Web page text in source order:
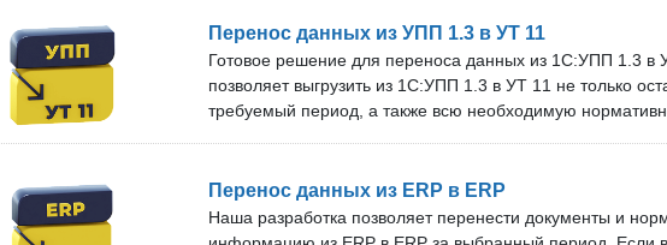
Проверка перед покупкой: Вы можете бесплатно
своём сервере.
обновлений зависит от тарифа. В нашей команде более
Проверка перед покупкой: Вы можете бесплатно
своём сервере.
Перенос данных из УПП 1.3 в УТ 11
Готовое решение для переноса данных из 1С:УПП 1.3 в
позволяет выгрузить из 1С:УПП 1.3 в УТ 11 не только
требуемый период, а также всю необходимую
проекты по переносу данных. Можно приобрести один
обновления без дополнительной платы. Более 360
перешли на УТ 11 с помощью этого решения! Мы
Перенос данных из ERP в ERP
Наша разработка позволяет перенести документы и